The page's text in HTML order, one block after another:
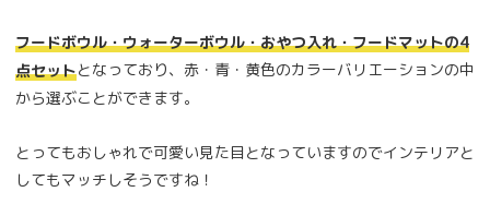
フードボウル・ウォーターボウル・おやつ入れ・フードマットの4
点セットとなっており、赤・青・黄色のカラーバリエーションの中
から選ぶことができます。
とってもおしゃれで可愛い見た目となっていますのでインテリアと
してもマッチしそうですね！